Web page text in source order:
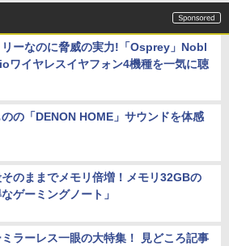
リーなのに脅威の実力!「Osprey」Nobl
ワイヤレスイヤフォン4機種を一気に聴
の「DENON HOME」サウンドを体感
のままでメモリ倍増！メモリ32GBの
なゲーミングノート」
ミラーレス一眼の大特集！ 見どころ記事